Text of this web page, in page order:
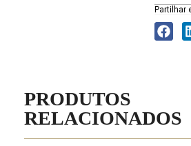
Partilhar
PRODUTOS
RELACIONADOS